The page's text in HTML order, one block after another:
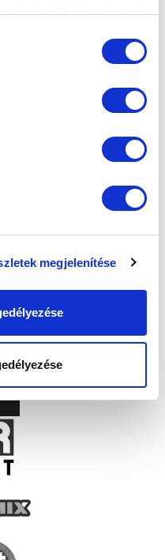
Ön hozzájárul a
megjelenítése